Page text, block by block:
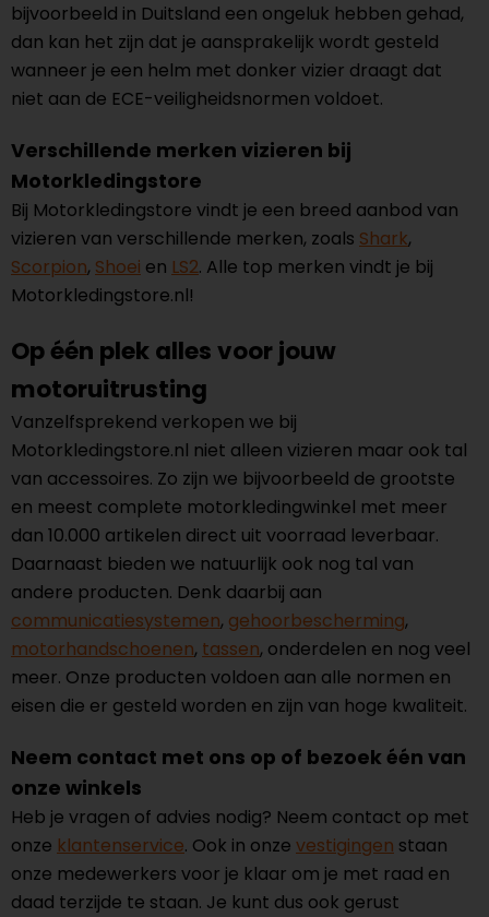
bijvoorbeeld in Duitsland een ongeluk hebben gehad,
dan kan het zijn dat je aansprakelijk wordt gesteld
wanneer je een helm met donker vizier draagt dat
niet aan de ECE-veiligheidsnormen voldoet.
Verschillende merken vizieren bij
Motorkledingstore
Bij Motorkledingstore vindt je een breed aanbod van
vizieren van verschillende merken, zoals Shark,
Scorpion, Shoei en LS2. Alle top merken vindt je bij
Motorkledingstore.nl!
Op één plek alles voor jouw
motoruitrusting
Vanzelfsprekend verkopen we bij
Motorkledingstore.nl niet alleen vizieren maar ook tal
van accessoires. Zo zijn we bijvoorbeeld de grootste
en meest complete motorkledingwinkel met meer
dan 10.000 artikelen direct uit voorraad leverbaar.
Daarnaast bieden we natuurlijk ook nog tal van
andere producten. Denk daarbij aan
communicatiesystemen, gehoorbescherming,
motorhandschoenen, tassen, onderdelen en nog veel
meer. Onze producten voldoen aan alle normen en
eisen die er gesteld worden en zijn van hoge kwaliteit.
Neem contact met ons op of bezoek één van
onze winkels
Heb je vragen of advies nodig? Neem contact op met
onze klantenservice. Ook in onze vestigingen staan
onze medewerkers voor je klaar om je met raad en
daad terzijde te staan. Je kunt dus ook gerust